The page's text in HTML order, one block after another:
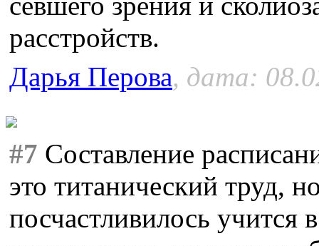
расстройств.
Дарья Перова, дата:
#7 Составление
это титанический труд,
посчастливилось учится